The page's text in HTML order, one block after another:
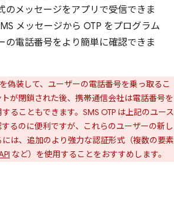
のメッセージをアプリで受信できま
メッセージから OTP をプログラム
の電話番号をより簡単に確認できま
偽装して、ユーザーの電話番号を乗っ取るこ
が閉鎖された後、携帯通信会社は電話番号を
ることもできます。SMS OTP は上記のユース
るのに便利ですが、これらのユーザーの新し
は、追加のより強力な認証形式（複数の要素
など）を使用することをおすすめします。